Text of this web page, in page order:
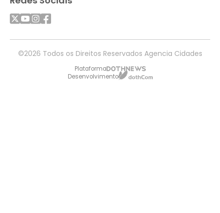
©2026 Todos os Direitos Reservados Agencia Cidades
Plataforma
Desenvolvimento